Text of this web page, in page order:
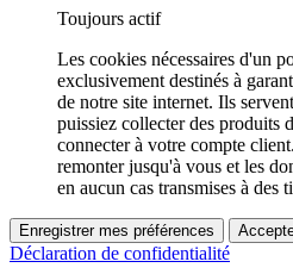
Toujours actif
Les cookies nécessaires d'un
exclusivement destinés à
de notre site internet. Ils
puissiez collecter des produits
connecter à votre compte
remonter jusqu'à vous et les
en aucun cas transmises à des
Enregistrer mes préférences
Déclaration de confidentialité